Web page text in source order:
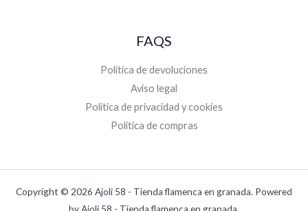
FAQS
Política de devoluciones
Aviso legal
Politica de privacidad y cookies
Politica de compras
Copyright © 2026 Ajoli 58 - Tienda flamenca en granada. Powered